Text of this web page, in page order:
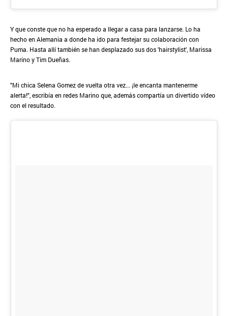
Y que conste que no ha esperado a llegar a casa para lanzarse. Lo ha
hecho en Alemania a donde ha ido para festejar su colaboración con
Puma. Hasta allí también se han desplazado sus dos 'hairstylist', Marissa
Marino y Tim Dueñas.
"Mi chica Selena Gomez de vuelta otra vez... ¡le encanta mantenerme
alerta!", escribía en redes Marino que, además compartía un divertido vídeo
con el resultado.